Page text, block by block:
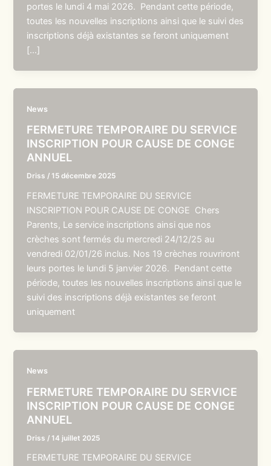
portes le lundi 4 mai 2026. Pendant cette période,
toutes les nouvelles inscriptions ainsi que le suivi des
inscriptions déjà existantes se feront uniquement
[…]
News
FERMETURE TEMPORAIRE DU SERVICE
INSCRIPTION POUR CAUSE DE CONGE
ANNUEL
Driss /15 décembre 2025
FERMETURE TEMPORAIRE DU SERVICE
INSCRIPTION POUR CAUSE DE CONGE Chers
Parents, Le service inscriptions ainsi que nos
crèches sont fermés du mercredi 24/12/25 au
vendredi 02/01/26 inclus. Nos 19 crèches rouvriront
leurs portes le lundi 5 janvier 2026. Pendant cette
période, toutes les nouvelles inscriptions ainsi que le
suivi des inscriptions déjà existantes se feront
uniquement
News
FERMETURE TEMPORAIRE DU SERVICE
INSCRIPTION POUR CAUSE DE CONGE
ANNUEL
Driss /14 juillet 2025
FERMETURE TEMPORAIRE DU SERVICE